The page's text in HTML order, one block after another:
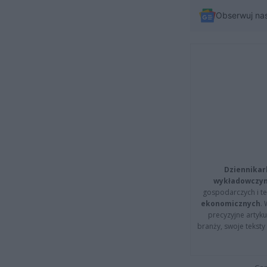
Obserwuj
gospodarczych i
ekonomicznych.
precyzyjne
branży, swoje